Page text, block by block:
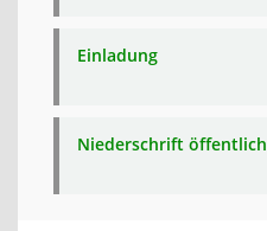
Einladung
Niederschrift öffentlich